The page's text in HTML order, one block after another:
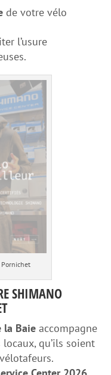
de votre vélo
l’usure
SHIMANO
la Baie accompagne
qu’ils soient